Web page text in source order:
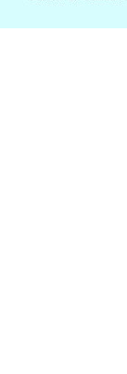
erfahren